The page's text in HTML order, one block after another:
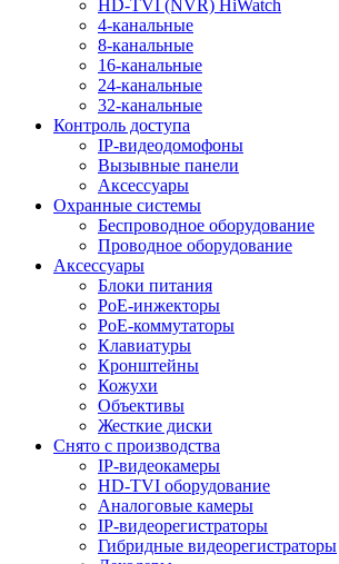
HD-TVI (NVR) HiWatch
4-канальные
8-канальные
16-канальные
24-канальные
32-канальные
Контроль доступа
IP-видеодомофоны
Вызывные панели
Аксессуары
Охранные системы
Беспроводное оборудование
Проводное оборудование
Аксессуары
Блоки питания
PoE-инжекторы
PoE-коммутаторы
Клавиатуры
Кронштейны
Кожухи
Объективы
Жесткие диски
Снято с производства
IP-видеокамеры
HD-TVI оборудование
Аналоговые камеры
IP-видеорегистраторы
Гибридные видеорегистраторы